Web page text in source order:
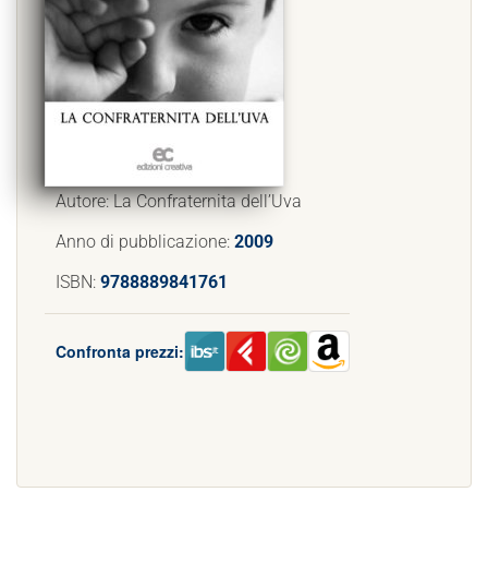
Autore: La Confraternita dell’Uva
Anno di pubblicazione: 2009
ISBN: 9788889841761
Confronta prezzi: